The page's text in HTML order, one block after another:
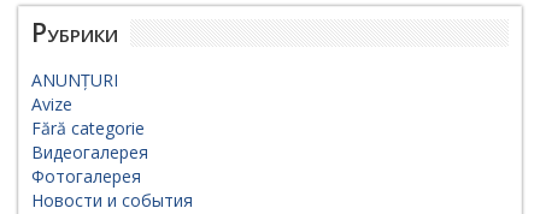
Рубрики
ANUNȚURI
Avize
Fără categorie
Видеогалерея
Фотогалерея
Новости и события